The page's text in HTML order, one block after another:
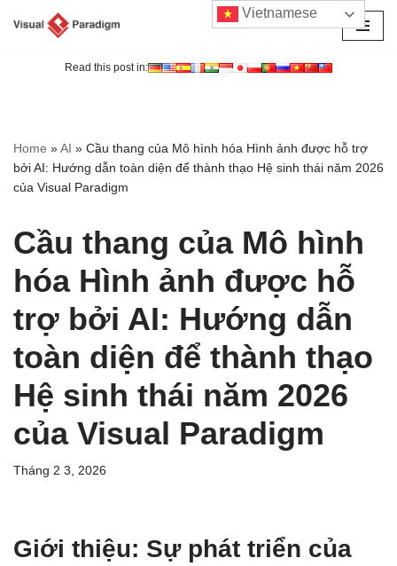
Read this post in:
Home »AI » Cầu thang của Mô hình hóa Hình ảnh được hỗ trợ
bởi AI: Hướng dẫn toàn diện để thành thạo Hệ sinh thái năm 2026
của Visual Paradigm
Cầu thang của Mô hình
hóa Hình ảnh được hỗ
trợ bởi AI: Hướng dẫn
toàn diện để thành thạo
Hệ sinh thái năm 2026
của Visual Paradigm
Tháng 2 3, 2026
Giới thiệu: Sự phát triển của
Vietnamese